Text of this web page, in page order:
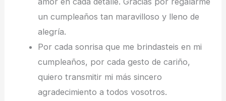
un cumpleaños tan maravilloso y lleno de
alegría.
Por cada sonrisa que me brindasteis en mi
cumpleaños, por cada gesto de cariño,
quiero transmitir mi más sincero
agradecimiento a todos vosotros.